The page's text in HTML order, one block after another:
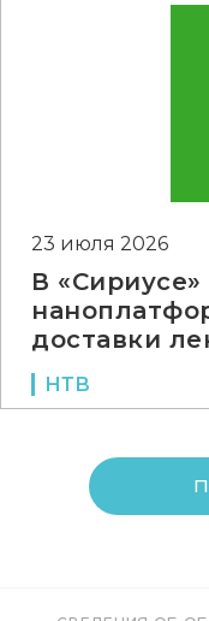
23 июля 2026
В «Сириусе»
доставки
НТВ